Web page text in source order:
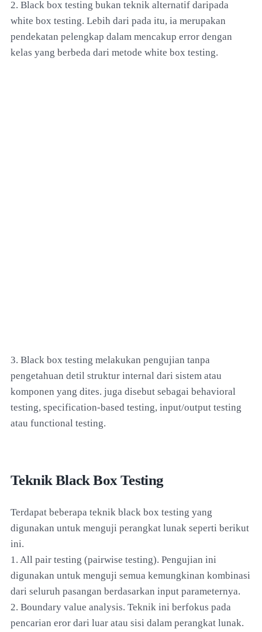
2. Black box testing bukan teknik alternatif daripada
white box testing. Lebih dari pada itu, ia merupakan
pendekatan pelengkap dalam mencakup error dengan
kelas yang berbeda dari metode white box testing.
3. Black box testing melakukan pengujian tanpa
pengetahuan detil struktur internal dari sistem atau
komponen yang dites. juga disebut sebagai behavioral
testing, specification-based testing, input/output testing
atau functional testing.
Teknik Black Box Testing
Terdapat beberapa teknik black box testing yang
digunakan untuk menguji perangkat lunak seperti berikut
ini.
1. All pair testing (pairwise testing). Pengujian ini
digunakan untuk menguji semua kemungkinan kombinasi
dari seluruh pasangan berdasarkan input parameternya.
2. Boundary value analysis. Teknik ini berfokus pada
pencarian eror dari luar atau sisi dalam perangkat lunak.